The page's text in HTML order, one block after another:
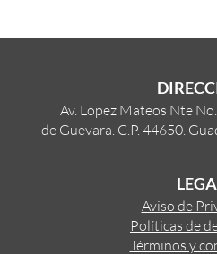
Av. López Mateos Nte
de Guevara. C.P. 44650.
Aviso de
Políticas de
Términos y